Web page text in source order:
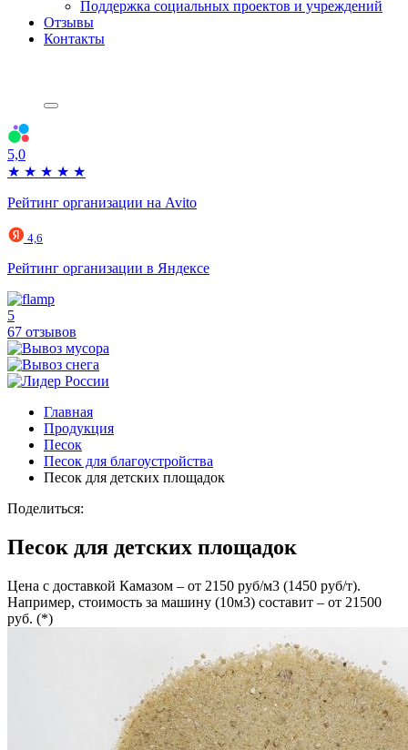
Поддержка социальных проектов и учреждений
Отзывы
Контакты
5,0
★ ★ ★ ★ ★
Рейтинг организации на Avito
4,6
Рейтинг организации в Яндексе
5
67 отзывов
Главная
Продукция
Песок
Песок для благоустройства
Песок для детских площадок
Поделиться:
Песок для детских площадок
Цена с доставкой Камазом – от 2150 руб/м3 (1450 руб/т).
Например, стоимость за машину (10м3) составит – от 21500
руб. (*)